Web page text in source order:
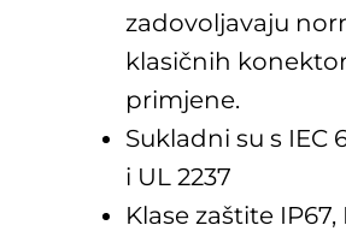
zadovoljavaju
klasičnih
primjene.
Sukladni su s IEC
i UL 2237
Klase zaštite IP67,